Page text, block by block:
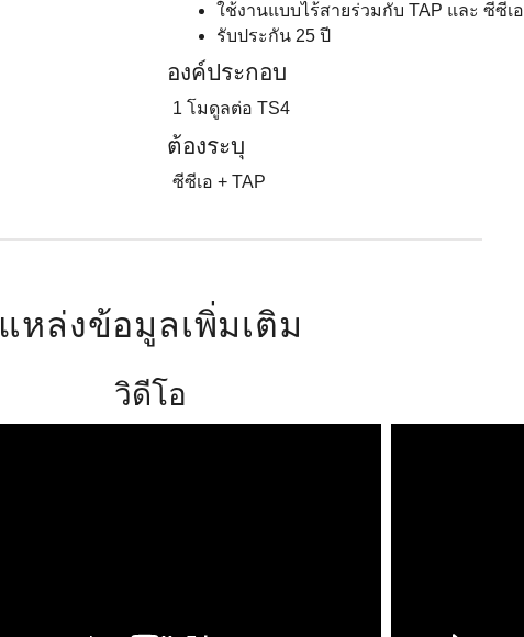
ใช้งานแบบไร้สายร่วมกับ TAP และ ซีซีเอ
รับประกัน 25 ปี
องค์ประกอบ
1 โมดูลต่อ TS4
ต้องระบุ
ซีซีเอ + TAP
แหล่งข้อมูลเพิ่มเติม
วิดีโอ